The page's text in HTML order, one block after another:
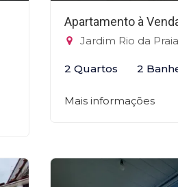
Apartamento à
Jardim Rio da
2 Quartos 2
Mais informações